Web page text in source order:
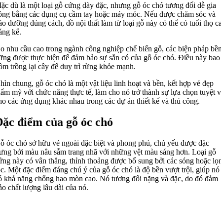
dù là một loại gỗ cứng dày đặc, nhưng gỗ óc chó tương đối dễ gia
bằng các dụng cụ cầm tay hoặc máy móc. Nếu được chăm sóc và
dưỡng đúng cách, đồ nội thất làm từ loại gỗ này có thể có tuổi thọ
kể.
nhu cầu cao trong ngành công nghiệp chế biến gỗ, các biện pháp
được thực hiện để đảm bảo sự sẵn có của gỗ óc chó. Điều này bao
trồng lại cây để duy trì rừng khỏe mạnh.
chung, gỗ óc chó là một vật liệu linh hoạt và bền, kết hợp vẻ đẹp
mỹ với chức năng thực tế, làm cho nó trở thành sự lựa chọn tuyệt
các ứng dụng khác nhau trong các dự án thiết kế và thủ công.
điểm của gỗ óc chó
óc chó sở hữu vẻ ngoài đặc biệt và phong phú, chủ yếu được đặc
bởi màu nâu sẫm trang nhã với những vệt màu sáng hơn. Loại gỗ
này có vân thẳng, thỉnh thoảng được bổ sung bởi các sóng hoặc
Một đặc điểm đáng chú ý của gỗ óc chó là độ bền vượt trội, giúp nó
khả năng chống hao mòn cao. Nó tương đối nặng và đặc, do đó đảm
chất lượng lâu dài của nó.